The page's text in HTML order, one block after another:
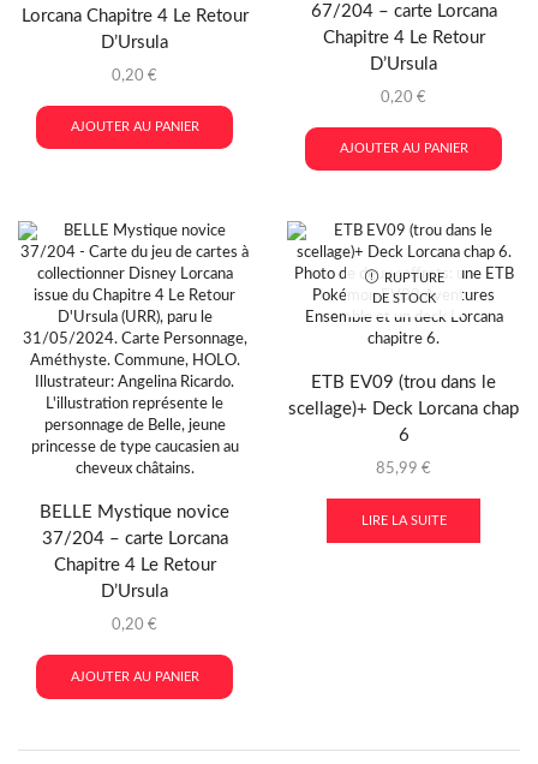
Lorcana Chapitre 4 Le Retour
D’Ursula
0,20 €
AJOUTER AU PANIER
67/204 – carte Lorcana
Chapitre 4 Le Retour
D’Ursula
0,20 €
AJOUTER AU PANIER
BELLE Mystique novice
37/204 – carte Lorcana
Chapitre 4 Le Retour
D’Ursula
0,20 €
AJOUTER AU PANIER
RUPTURE
DE STOCK
ETB EV09 (trou dans le
scellage)+ Deck Lorcana chap
6
85,99 €
LIRE LA SUITE